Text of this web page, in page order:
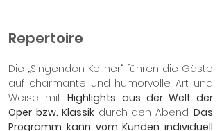
Repertoire
Die „Singenden Kellner“ führen die Gäste
auf charmante und humorvolle Art und
Weise mitHighlights aus der Welt der
Oper bzw. Klassikdurch den Abend.Das
Programm kann vom Kunden individuell